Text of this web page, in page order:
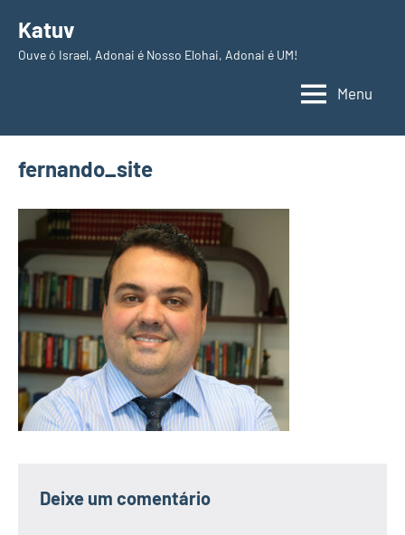
paraKatuv
Ouve ó Israel, Adonai é Nosso Elohai, Adonai é UM!
Menu
fernando_site
Deixe um comentário